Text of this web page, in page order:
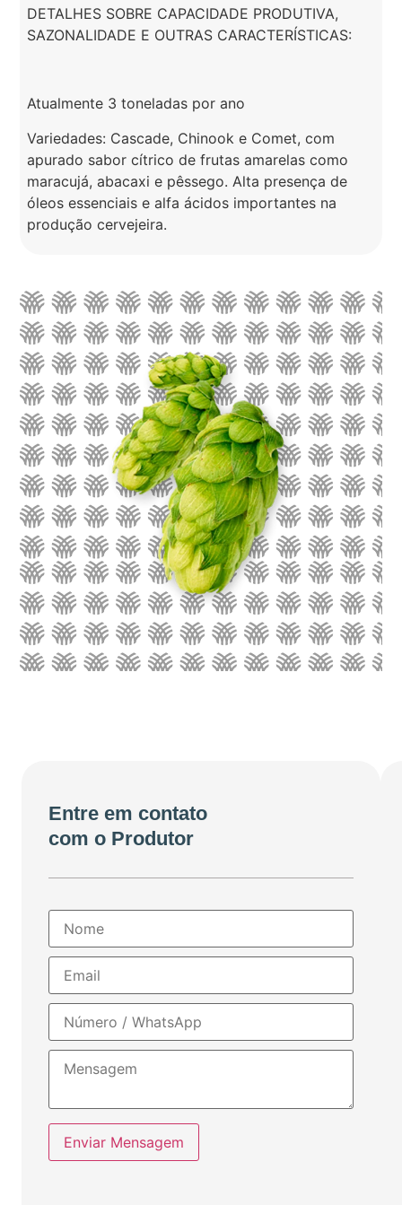
DETALHES SOBRE CAPACIDADE PRODUTIVA,
SAZONALIDADE E OUTRAS CARACTERÍSTICAS:
Atualmente 3 toneladas por ano
Variedades: Cascade, Chinook e Comet, com
apurado sabor cítrico de frutas amarelas como
maracujá, abacaxi e pêssego. Alta presença de
óleos essenciais e alfa ácidos importantes na
produção cervejeira.
Entre em contato
com o Produtor
Enviar Mensagem